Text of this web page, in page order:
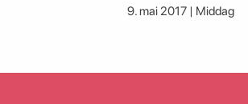
9. mai 2017 | Middag